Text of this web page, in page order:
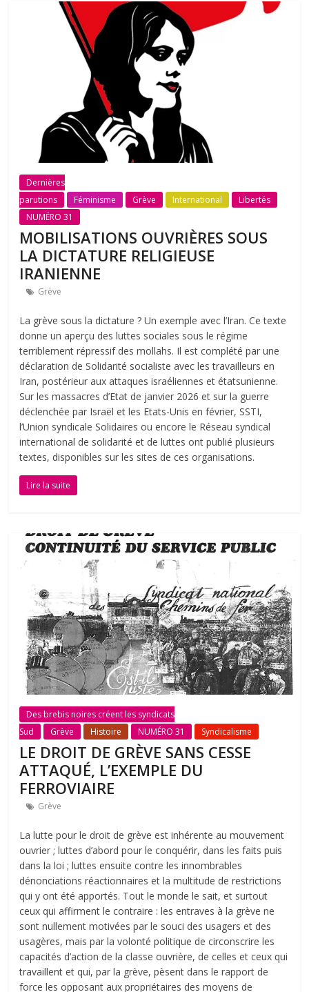
Dernières
parutions
Féminisme Grève International
Libertés
NUMÉRO 31
MOBILISATIONS OUVRIÈRES SOUS
LA DICTATURE RELIGIEUSE
IRANIENNE
Grève
La grève sous la dictature ? Un exemple avec l’Iran. Ce texte
donne un aperçu des luttes sociales sous le régime
terriblement répressif des mollahs. Il est complété par une
déclaration de Solidarité socialiste avec les travailleurs en
Iran, postérieur aux attaques israéliennes et étatsunienne.
Sur les massacres d’Etat de janvier 2026 et sur la guerre
déclenchée par Israël et les Etats-Unis en février, SSTI,
l’Union syndicale Solidaires ou encore le Réseau syndical
international de solidarité et de luttes ont publié plusieurs
textes, disponibles sur les sites de ces organisations.
Lire la suite
Des brebis noires créent les syndicats
Sud
Grève Histoire NUMÉRO 31 Syndicalisme
LE DROIT DE GRÈVE SANS CESSE
ATTAQUÉ, L’EXEMPLE DU
FERROVIAIRE
Grève
La lutte pour le droit de grève est inhérente au mouvement
ouvrier ; luttes d’abord pour le conquérir, dans les faits puis
dans la loi ; luttes ensuite contre les innombrables
dénonciations réactionnaires et la multitude de restrictions
qui y ont été apportés. Tout le monde le sait, et surtout
ceux qui affirment le contraire : les entraves à la grève ne
sont nullement motivées par le souci des usagers et des
usagères, mais par la volonté politique de circonscrire les
capacités d’action de la classe ouvrière, de celles et ceux qui
travaillent et qui, par la grève, pèsent dans le rapport de
force les opposant aux propriétaires des moyens de